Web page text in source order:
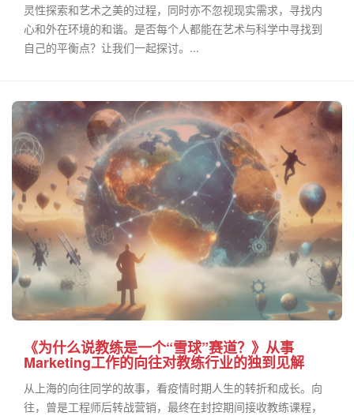
灵性探索和艺术之美的过程，同时亦不忽视现实需求，寻找内
心和外在环境的和谐。是否每个人都能在艺术与科学中寻找到
自己的平衡点？让我们一起探讨。...
《为什么说教练是一个“雪球”赛道？》从事
Marketing工作的向往对教练行业的独到见解
从上海的向往同学的故事，看疫情时期人生的转折和成长。向
往，曾是工程师后转战营销，最终在封控期间接收教练课程，